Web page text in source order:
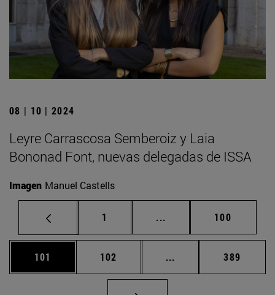
08 | 10 | 2024
Leyre Carrascosa Semberoiz y Laia
Bononad Font, nuevas delegadas de ISSA
Imagen Manuel Castells
Página
1 ... Páginas intermedias
Página
100
Página
101 Página
102 ... Páginas intermedias
Página
389